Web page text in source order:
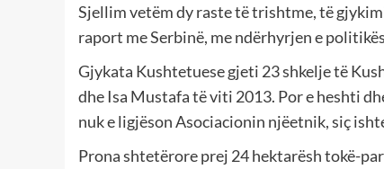
Sjellim vetëm dy raste të trishtme, të
raport me Serbinë, me ndërhyrjen e
Gjykata Kushtetuese gjeti 23 shkelje të
dhe Isa Mustafa të viti 2013. Por e heshti
nuk e ligjëson Asociacionin njëetnik, siç
Prona shtetërore prej 24 hektarësh tokë-